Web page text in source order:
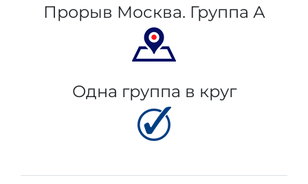
Прорыв Москва. Группа А
Одна группа в круг